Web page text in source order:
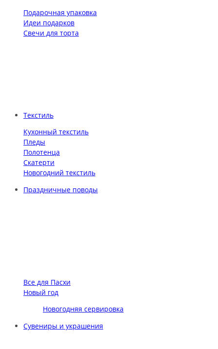
Подарочная упаковка
Идеи подарков
Свечи для торта
Текстиль
Кухонный текстиль
Пледы
Полотенца
Скатерти
Новогодний текстиль
Праздничные поводы
Все для Пасхи
Новый год
Новогодняя сервировка
Сувениры и украшения